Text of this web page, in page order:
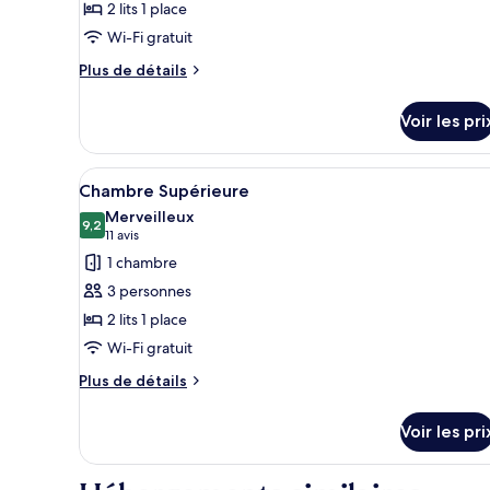
type
de
chambre :
(Comfort)
2 lits 1 place
Wi-Fi gratuit
Plus de détails
Plus
le
type
de
chambre
Chambre
Confort
(Comfort)
Voir les
Afficher
toutes
les
photos
pour
ce
type
de
chambre :
Une chambre d’hôtel
4
Chambre Supérieure
9,29,2 sur 10
Merveilleux
11 avis
(11 avis)
1 chambre
3 personnes
2 lits 1 place
Wi-Fi gratuit
Plus de détails
Plus
le
type
Voir les